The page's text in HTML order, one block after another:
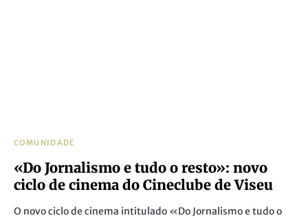
COMUNIDADE
«Do Jornalismo e tudo o resto»: novo
ciclo de cinema do Cineclube de Viseu
O novo ciclo de cinema intitulado «Do Jornalismo e tudo o